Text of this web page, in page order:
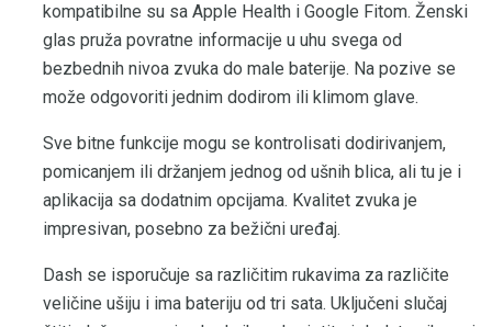
kompatibilne su sa Apple Health i Google Fitom. Ženski
glas pruža povratne informacije u uhu svega od
bezbednih nivoa zvuka do male baterije. Na pozive se
može odgovoriti jednim dodirom ili klimom glave.
Sve bitne funkcije mogu se kontrolisati dodirivanjem,
pomicanjem ili držanjem jednog od ušnih blica, ali tu je i
aplikacija sa dodatnim opcijama. Kvalitet zvuka je
impresivan, posebno za bežični uređaj.
Dash se isporučuje sa različitim rukavima za različite
veličine ušiju i ima bateriju od tri sata. Uključeni slučaj